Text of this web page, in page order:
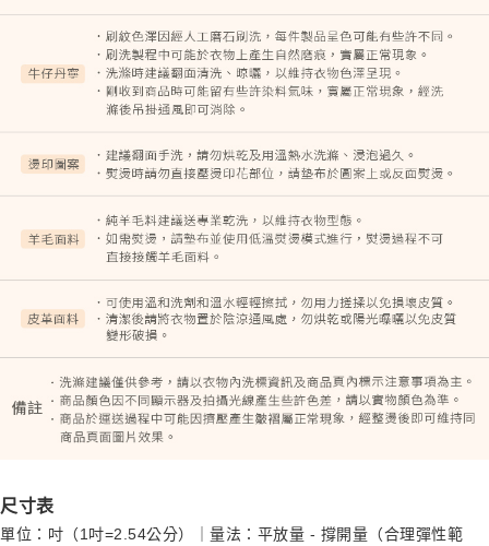
尺寸表
單位：吋（1吋=2.54公分）｜量法：平放量 - 撐開量（合理彈性範